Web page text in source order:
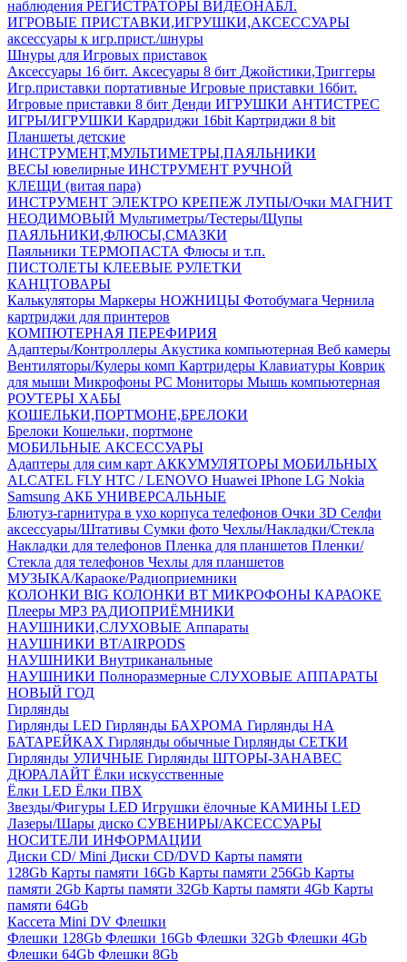
наблюдения РЕГИСТРАТОРЫ ВИДЕОНАБЛ.
ИГРОВЫЕ ПРИСТАВКИ,ИГРУШКИ,АКСЕССУАРЫ
аксесcуары к игр.прист./шнуры
Шнуры для Игровых приставок
Аксессуары 16 бит. Аксесуары 8 бит Джойстики,Триггеры
Игр.приставки портативные Игровые приставки 16бит.
Игровые приставки 8 бит Денди ИГРУШКИ АНТИСТРЕС
ИГРЫ/ИГРУШКИ Кардриджи 16bit Картриджи 8 bit
Планшеты детские
ИНСТРУМЕНТ,МУЛЬТИМЕТРЫ,ПАЯЛЬНИКИ
ВЕСЫ ювелирные ИНСТРУМЕНТ РУЧНОЙ
КЛЕЩИ (витая пара)
ИНСТРУМЕНТ ЭЛЕКТРО КРЕПЕЖ ЛУПЫ/Очки МАГНИТ
НЕОДИМОВЫЙ Мультиметры/Тестеры/Щупы
ПАЯЛЬНИКИ,ФЛЮСЫ,СМАЗКИ
Паяльники ТЕРМОПАСТА Флюсы и т.п.
ПИСТОЛЕТЫ КЛЕЕВЫЕ РУЛЕТКИ
КАНЦТОВАРЫ
Калькуляторы Маркеры НОЖНИЦЫ Фотобумага Чернила
картриджи для принтеров
КОМПЮТЕРНАЯ ПЕРЕФИРИЯ
Адаптеры/Контроллеры Акустика компьютерная Веб камеры
Вентиляторы/Кулеры комп Картридеры Клавиатуры Коврик
для мыши Микрофоны PC Мониторы Мышь компьютерная
РОУТЕРЫ ХАБЫ
КОШЕЛЬКИ,ПОРТМОНЕ,БРЕЛОКИ
Брелоки Кошельки, портмоне
МОБИЛЬНЫЕ АКСЕССУАРЫ
Адаптеры для сим карт АККУМУЛЯТОРЫ МОБИЛЬНЫХ
ALCATEL FLY HTC / LENOVO Huawei IPhone LG Nokia
Samsung АКБ УНИВЕРСАЛЬНЫЕ
Блютуз-гарнитура в ухо корпуса телефонов Очки 3D Селфи
аксессуары/Штативы Сумки фото Чехлы/Накладки/Стекла
Накладки для телефонов Пленка для планшетов Пленки/
Стекла для телефонов Чехлы для планшетов
МУЗЫКА/Караоке/Радиоприемники
КОЛОНКИ BIG КОЛОНКИ BT МИКРОФОНЫ КАРАОКЕ
Плееры MP3 РАДИОПРИЁМНИКИ
НАУШНИКИ,СЛУХОВЫЕ Аппараты
НАУШНИКИ BT/AIRPODS
НАУШНИКИ Внутриканальные
НАУШНИКИ Полноразмерные СЛУХОВЫЕ АППАРАТЫ
НОВЫЙ ГОД
Гирлянды
Гирлянды LED Гирлянды БАХРОМА Гирлянды НА
БАТАРЕЙКАХ Гирлянды обычные Гирлянды СЕТКИ
Гирлянды УЛИЧНЫЕ Гирлянды ШТОРЫ-ЗАНАВЕС
ДЮРАЛАЙТ Ёлки искусственные
Ёлки LED Ёлки ПВХ
Звезды/Фигуры LED Игрушки ёлочные КАМИНЫ LED
Лазеры/Шары диско СУВЕНИРЫ/АКСЕССУАРЫ
НОСИТЕЛИ ИНФОРМАЦИИ
Диски CD/ Mini Диски CD/DVD Карты памяти
128Gb Карты памяти 16Gb Карты памяти 256Gb Карты
памяти 2Gb Карты памяти 32Gb Карты памяти 4Gb Карты
памяти 64Gb
Кассета Mini DV Флешки
Флешки 128Gb Флешки 16Gb Флешки 32Gb Флешки 4Gb
Флешки 64Gb Флешки 8Gb